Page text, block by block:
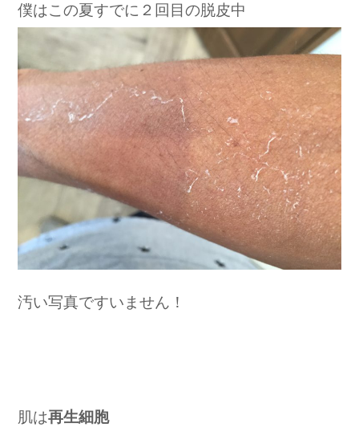
僕はこの夏すでに２回目の脱皮中
汚い写真ですいません！
肌は再生細胞